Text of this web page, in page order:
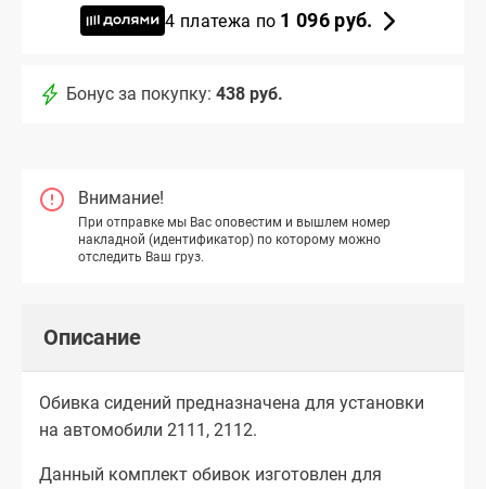
4 платежа по 1 096 руб.
Бонус за покупку: 438 руб.
Внимание!
При отправке мы Вас оповестим и вышлем номер
накладной (идентификатор) по которому можно
отследить Ваш груз.
Описание
Обивка сидений предназначена для установки
на автомобили 2111, 2112.
Данный комплект обивок изготовлен для